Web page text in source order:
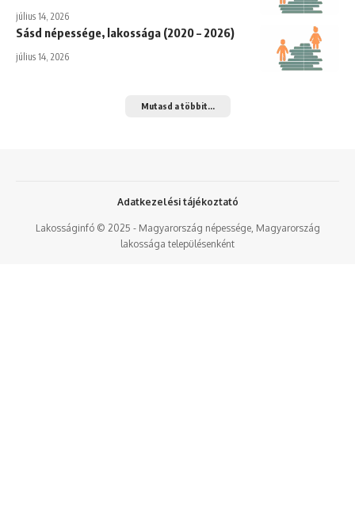
július 14, 2026
Sásd népessége, lakossága (2020 – 2026)
július 14, 2026
Mutasd a többit...
Lakosságinfó © 2025 - Magyarország népessége, Magyarország
lakossága településenként
Adatkezelési tájékoztató